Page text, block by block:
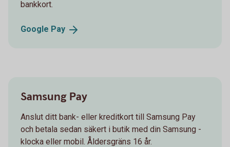
bankkort.
Google Pay
Samsung Pay
Anslut ditt bank- eller kreditkort till Samsung Pay
och betala sedan säkert i butik med din Samsung -
klocka eller mobil. Åldersgräns 16 år.